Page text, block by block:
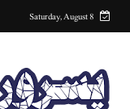
Saturday, August 8